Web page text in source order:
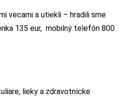
vecami a utiekli – hradili sme
135 eur, mobilný telefón 800
lieky a zdravotnícke